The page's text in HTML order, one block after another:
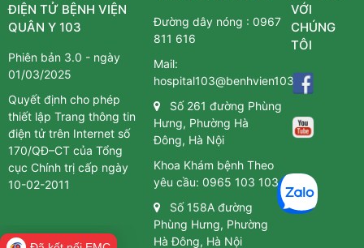
ĐIỆN TỬ BỆNH VIỆN
QUÂN Y 103
Phiên bản 3.0 - ngày
01/03/2025
Quyết định cho phép
thiết lập Trang thông tin
điện tử trên Internet số
170/QĐ–CT của Tổng
cục Chính trị cấp ngày
10-02-2011
Đường dây nóng :0967
811 616
Mail:
hospital103@benhvien103.vn
Số 261 đường Phùng
Hưng, Phường Hà
Đông, Hà Nội
Khoa Khám bệnh Theo
yêu cầu:0965 103 103
Số 158A đường
Phùng Hưng, Phường
Hà Đông, Hà Nội
VỚI
CHÚNG
TÔI